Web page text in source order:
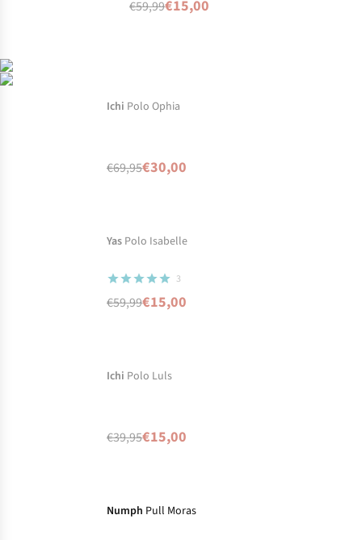
€59,99€15,00
En rupture de stock
Ichi Polo Ophia
€69,95€30,00
En rupture de stock
Yas Polo Isabelle
3
€59,99€15,00
Temporairement en
dans d'autres
Ichi Polo Luls
€39,95€15,00
Numph Pull Moras